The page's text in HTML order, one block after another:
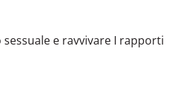
e ravvivare I rapporti